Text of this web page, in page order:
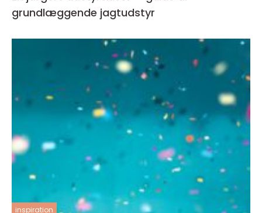
grundlæggende jagtudstyr
inspiration